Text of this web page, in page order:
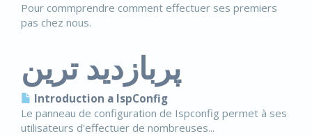
Pour commprendre comment effectuer ses premiers
pas chez nous.
پربازدید ترین
Introduction a IspConfig
Le panneau de configuration de Ispconfig permet à ses
utilisateurs d'effectuer de nombreuses...